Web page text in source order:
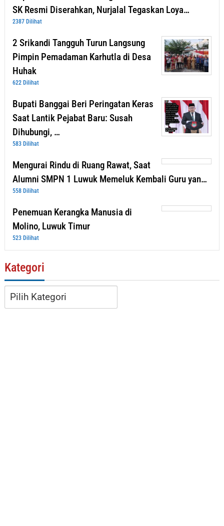
SK Resmi Diserahkan, Nurjalal Tegaskan Loya…
2387 Dilihat
2 Srikandi Tangguh Turun Langsung
Pimpin Pemadaman Karhutla di Desa
Huhak
622 Dilihat
Bupati Banggai Beri Peringatan Keras
Saat Lantik Pejabat Baru: Susah
Dihubungi, …
583 Dilihat
Mengurai Rindu di Ruang Rawat, Saat
Alumni SMPN 1 Luwuk Memeluk Kembali Guru yan…
558 Dilihat
Penemuan Kerangka Manusia di
Molino, Luwuk Timur
523 Dilihat
Kategori
Kategori